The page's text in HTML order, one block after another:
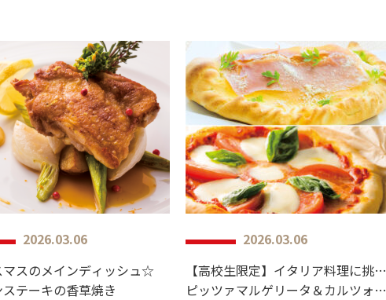
2026.03.06
マスのメインディッシュ☆
テーキの香草焼き
2026.03.06
【高校生限定】イタリア料理に挑戦！
ピッツァマルゲリータ＆カルツォーネ